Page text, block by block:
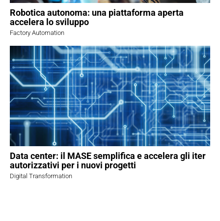
Robotica autonoma: una piattaforma aperta
accelera lo sviluppo
Factory Automation
Data center: il MASE semplifica e accelera gli iter
autorizzativi per i nuovi progetti
Digital Transformation